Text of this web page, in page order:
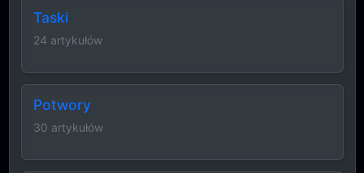
Taski
24 artykułów
Potwory
30 artykułów